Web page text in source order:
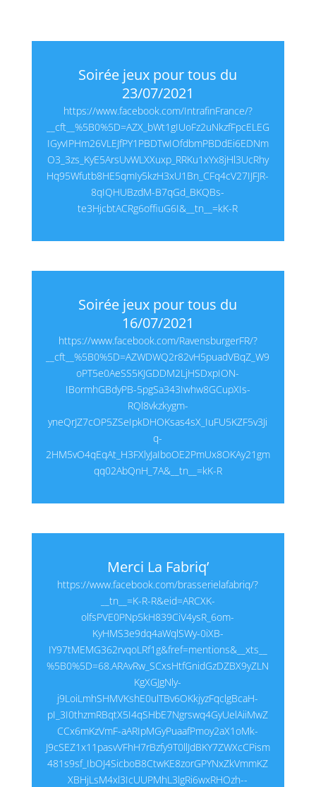
Soirée jeux pour tous du
23/07/2021
https://www.facebook.com/IntrafinFrance/?
__cft__%5B0%5D=AZX_bWt1gIUoFz2uNkzfFpcELEG
IGyvIPHm26VLEJfPY1PBDTwIOfdbmPBDdEi6EDNm
O3_3zs_KyE5ArsUvWLXXuxp_RRKu1xYx8jHl3UcRhy
Hq95Wfutb8HE5qmIy5kzH3xU1Bn_CFq4cV27IJFJR-
8qIQHUBzdM-B7qGd_BKQBs-
te3HjcbtACRg6offiuG6I&__tn__=kK-R
Soirée jeux pour tous du
16/07/2021
https://www.facebook.com/RavensburgerFR/?
__cft__%5B0%5D=AZWDWQ2r82vH5puadVBqZ_W9
oPT5e0AeSS5KJGDDM2LjHSDxpION-
IBormhGBdyPB-5pgSa343Iwhw8GCupXIs-
RQl8vkzkygm-
yneQrJZ7cOP5ZSeIpkDHOKsas4sX_IuFU5KZF5v3Ji
q-
2HM5vO4qEqAt_H3FXlyJaIboOE2PmUx8OKAy21gm
qq02AbQnH_7A&__tn__=kK-R
Merci La Fabriq’
https://www.facebook.com/brasserielafabriq/?
__tn__=K-R-R&eid=ARCXK-
olfsPVE0PNp5kH839CiV4ysR_6om-
KyHMS3e9dq4aWqlSWy-0iXB-
IY97tMEMG362rvqoLRf1g&fref=mentions&__xts__
%5B0%5D=68.ARAvRw_SCxsHtfGnidGzDZBX9yZLN
KgXGJgNly-
j9LoiLmhSHMVKshE0ulTBv6OKkjyzFqclgBcaH-
pI_3I0thzmRBqtX5I4qSHbE7Ngrswq4GyUelAiiMwZ
CCx6mKzVmF-aARIpMGyPuaafPmoy2aX1oMk-
J9cSEZ1x11pasvVFhH7rBzfy9T0llJdBKY7ZWXcCPism
481s9sf_IbOJ4SicboB8CtwKE8zorGPYNxZkVmmKZ
XBHjLsM4xl3IcUUPMhL3lgRi6wxRHOzh--